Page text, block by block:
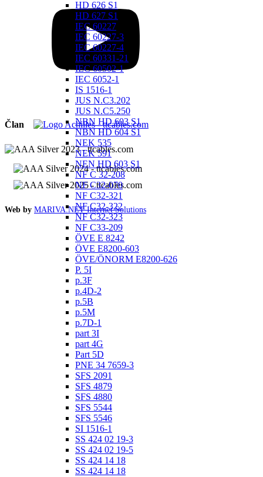
HD 626 S1
HD 627 S1
IEC 60227
IEC 60227-3
IEC 60227-4
IEC 60331-21
IEC 60502-1
IEC 6052-1
IS 1516-1
JUS N.C3.202
JUS N.C5.250
NBN HD 603 S1
NBN HD 604 S1
NEK 535
NEK 591
NEN HD 603 S1
NF C 32-208
NF C32-070
NF C32-321
NF C32-322
NF C32-323
NF C33-209
ÖVE E 8242
ÖVE E8200-603
ÖVE/ÖNORM E8200-626
P. 5I
p.3F
p.4D-2
p.5B
p.5M
p.7D-1
part 3I
part 4G
Part 5D
PNE 34 7659-3
SFS 2091
SFS 4879
SFS 4880
SFS 5544
SFS 5546
SI 1516-1
SS 424 02 19-3
SS 424 02 19-5
SS 424 14 18
SS 424 14 18
Član
Web by MARIVA.NET Internet Solutions